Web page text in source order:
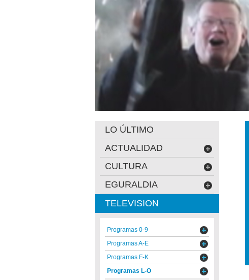
LO ÚLTIMO
ACTUALIDAD
CULTURA
EGURALDIA
TELEVISION
Programas 0-9
Programas A-E
Programas F-K
Programas L-O